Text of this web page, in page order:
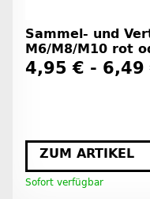
Sammel- und
M6/M8/M10 rot
4,95 € - 6,49
ZUM ARTIKEL
Sofort verfügbar